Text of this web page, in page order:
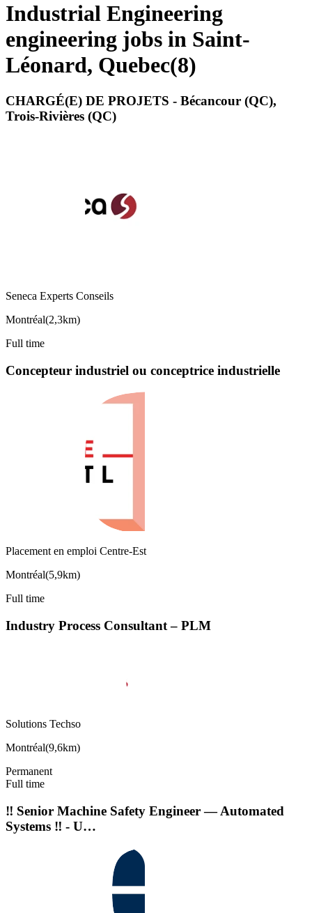
Industrial Engineering
engineering jobs in Saint-
Léonard, Quebec(8)
CHARGÉ(E) DE PROJETS - Bécancour (QC),
Trois-Rivières (QC)
Seneca Experts Conseils
Montréal(2,3km)
Full time
Concepteur industriel ou conceptrice industrielle
Placement en emploi Centre-Est
Montréal(5,9km)
Full time
Industry Process Consultant – PLM
Solutions Techso
Montréal(9,6km)
Permanent
Full time
‼️ Senior Machine Safety Engineer — Automated
Systems ‼️ - U…